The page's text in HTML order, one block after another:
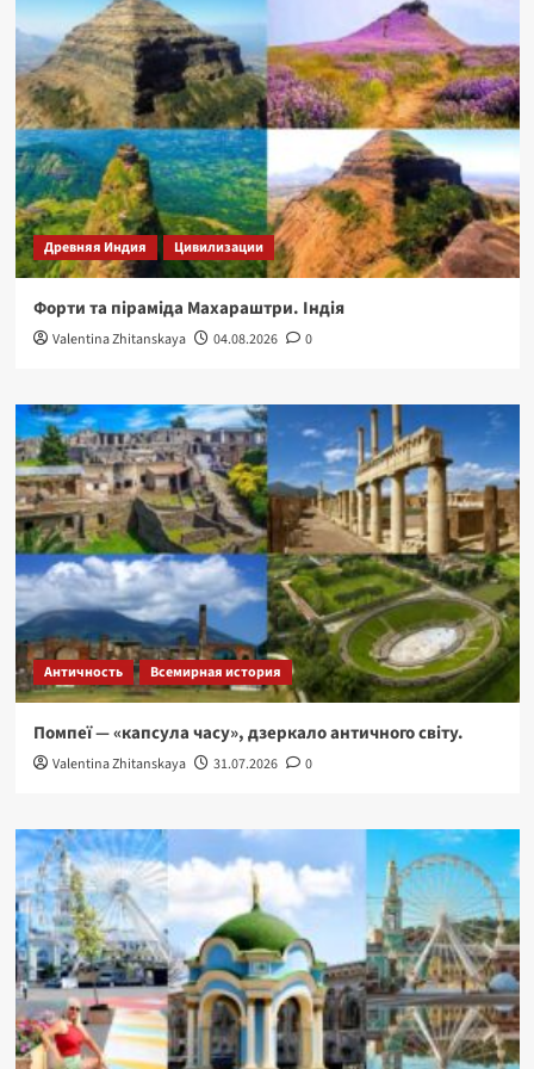
Древняя Индия Цивилизации
Форти та піраміда Махараштри. Індія
Valentina Zhitanskaya 04.08.2026 0
Античность Всемирная история
Помпеї — «капсула часу», дзеркало античного світу.
Valentina Zhitanskaya 31.07.2026 0